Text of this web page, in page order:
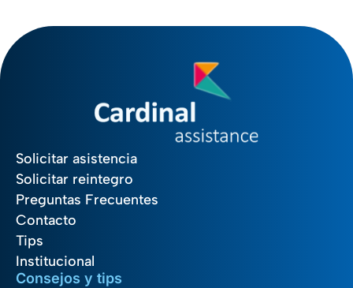
Solicitar asistencia
Solicitar reintegro
Preguntas Frecuentes
Contacto
Tips
Institucional
Consejos y tips